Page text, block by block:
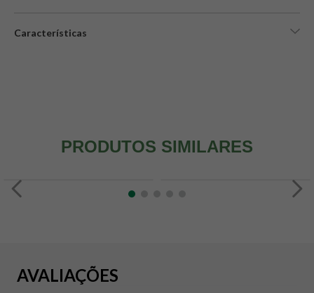
Características
PRODUTOS SIMILARES
AVALIAÇÕES